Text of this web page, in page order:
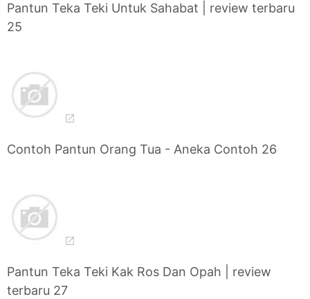
Pantun Teka Teki Untuk Sahabat | review terbaru
25
Contoh Pantun Orang Tua - Aneka Contoh 26
Pantun Teka Teki Kak Ros Dan Opah | review
terbaru 27